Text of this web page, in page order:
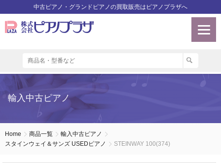
中古ピアノ・グランドピアノの買取販売はピアノプラザへ
輸入中古ピアノ
Home 商品一覧
輸入中古ピアノ
スタインウェイ＆サンズ USEDピアノ
STEINWAY 100(374)